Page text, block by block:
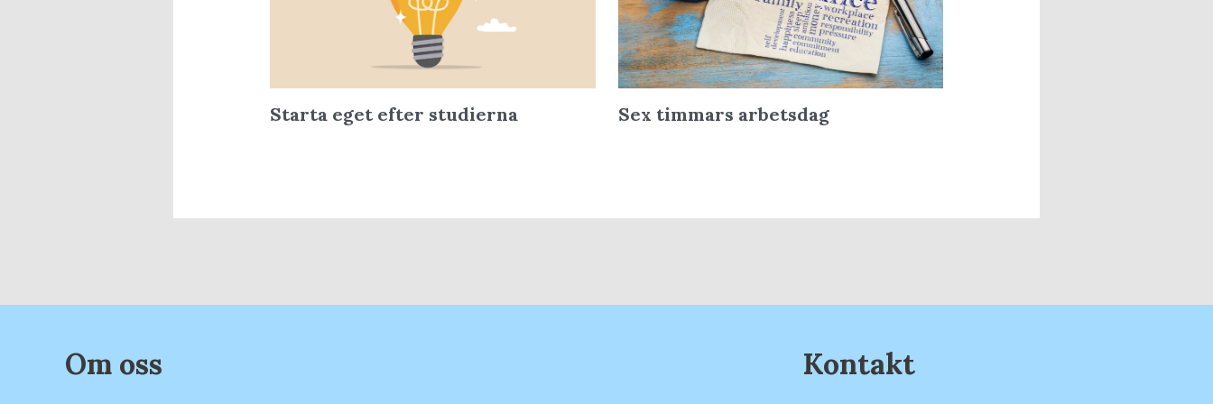
Starta eget efter studierna Sex timmars arbetsdag
Om oss Kontakt